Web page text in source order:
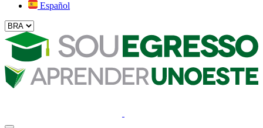
Español